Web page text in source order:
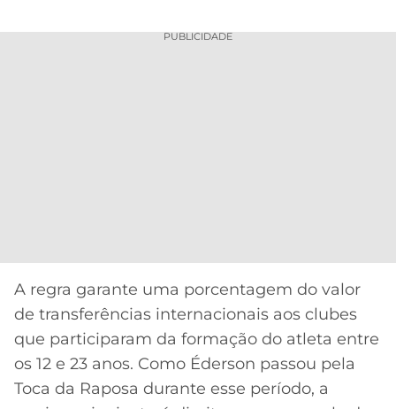
PUBLICIDADE
A regra garante uma porcentagem do valor
de transferências internacionais aos clubes
que participaram da formação do atleta entre
os 12 e 23 anos. Como Éderson passou pela
Toca da Raposa durante esse período, a